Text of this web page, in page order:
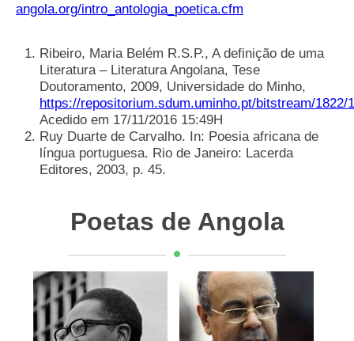
angola.org/intro_antologia_poetica.cfm
Ribeiro, Maria Belém R.S.P., A definição de uma
Literatura – Literatura Angolana, Tese
Doutoramento, 2009, Universidade do Minho,
https://repositorium.sdum.uminho.pt/bitstream/1822/
Acedido em 17/11/2016 15:49H
Ruy Duarte de Carvalho. In: Poesia africana de
língua portuguesa. Rio de Janeiro: Lacerda
Editores, 2003, p. 45.
Poetas de Angola